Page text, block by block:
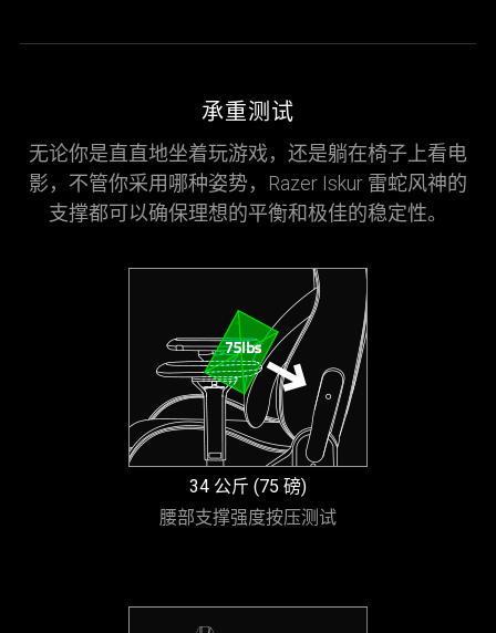
承重测试
无论你是直直地坐着玩游戏，还是躺在椅子上看电
影，不管你采用哪种姿势，Razer Iskur 雷蛇风神的
支撑都可以确保理想的平衡和极佳的稳定性。
34 公斤 (75 磅)
腰部支撑强度按压测试